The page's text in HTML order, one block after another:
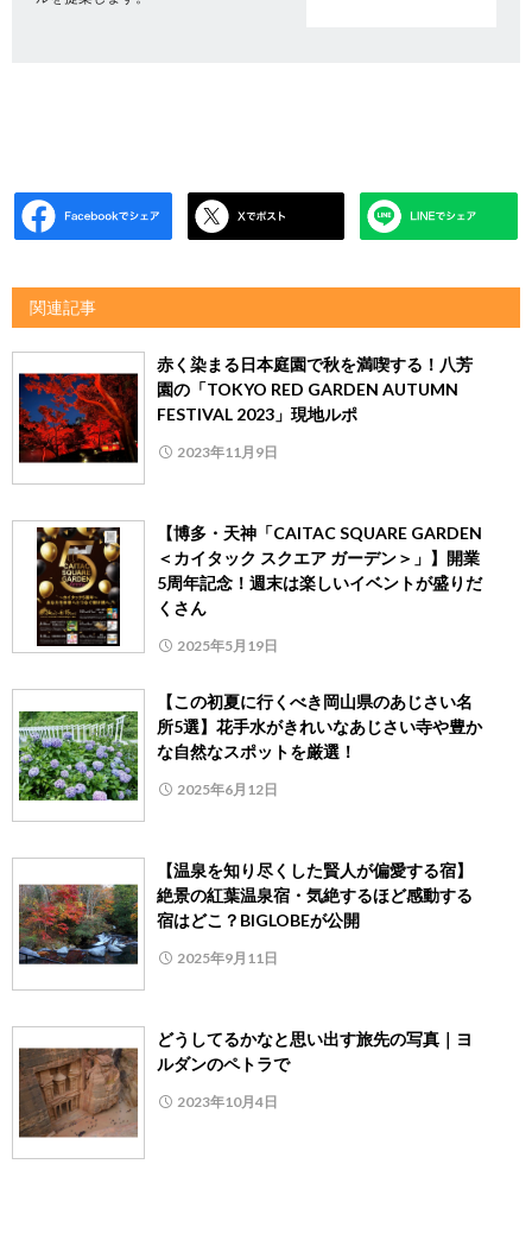
関連記事
赤く染まる日本庭園で秋を満喫する！八芳
園の「TOKYO RED GARDEN AUTUMN
FESTIVAL 2023」現地ルポ
2023年11月9日
【博多・天神「CAITAC SQUARE GARDEN
＜カイタック スクエア ガーデン＞」】開業
5周年記念！週末は楽しいイベントが盛りだ
くさん
2025年5月19日
【この初夏に行くべき岡山県のあじさい名
所5選】花手水がきれいなあじさい寺や豊か
な自然なスポットを厳選！
2025年6月12日
【温泉を知り尽くした賢人が偏愛する宿】
絶景の紅葉温泉宿・気絶するほど感動する
宿はどこ？BIGLOBEが公開
2025年9月11日
どうしてるかなと思い出す旅先の写真｜ヨ
ルダンのペトラで
2023年10月4日